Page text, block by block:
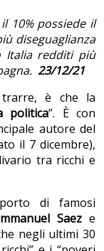
10% possiede il
diseguaglianza
Italia redditi più
23/12/21
trarre, è che la
politica”. È con
autore del
il 7 dicembre),
tra ricchi e
di famosi
Saeze
negli ultimi 30